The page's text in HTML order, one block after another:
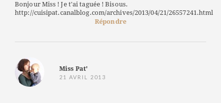
Bonjour Miss ! Je t'ai taguée ! Bisous.
http://cuisipat.canalblog.com/archives/2013/04/21/26557241.html
Répondre
Miss Pat'
21 AVRIL 2013